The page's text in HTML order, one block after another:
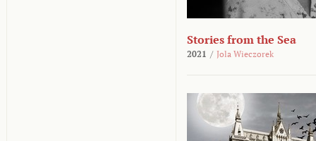
Stories from the Sea
2021 / Jola Wieczorek